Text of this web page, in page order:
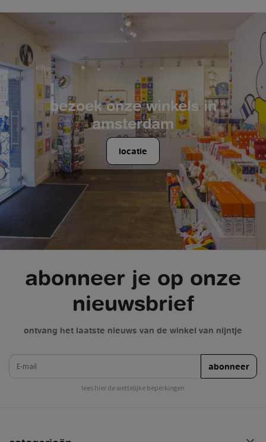
bezoek onze winkels in
amsterdam
locatie
abonneer je op onze
nieuwsbrief
ontvang het laatste nieuws van de winkel van nijntje
abonneer
lees hier de wettelijke beperkingen